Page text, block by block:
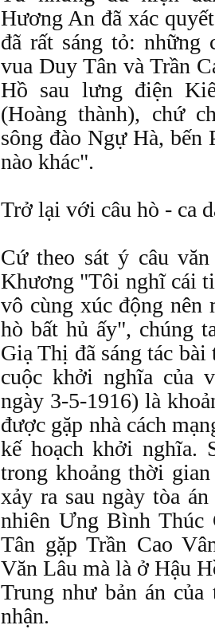
Hương An đã xác
đã rất sáng tỏ: những
vua Duy Tân và Trần
Hồ sau lưng điện
(Hoàng thành), chứ
sông đào Ngự Hà,
nào khác".
Trở lại với câu hò - ca
Cứ theo sát ý câu
Khương "Tôi nghĩ cái
vô cùng xúc động nên
hò bất hủ ấy", chúng
Giạ Thị đã sáng tác
cuộc khởi nghĩa của
ngày 3-5-1916) là
được gặp nhà cách
kế hoạch khởi nghĩa.
trong khoảng thời
xảy ra sau ngày tòa
nhiên Ưng Bình Thúc
Tân gặp Trần Cao
Văn Lâu mà là ở Hậu
Trung như bản án
nhận.